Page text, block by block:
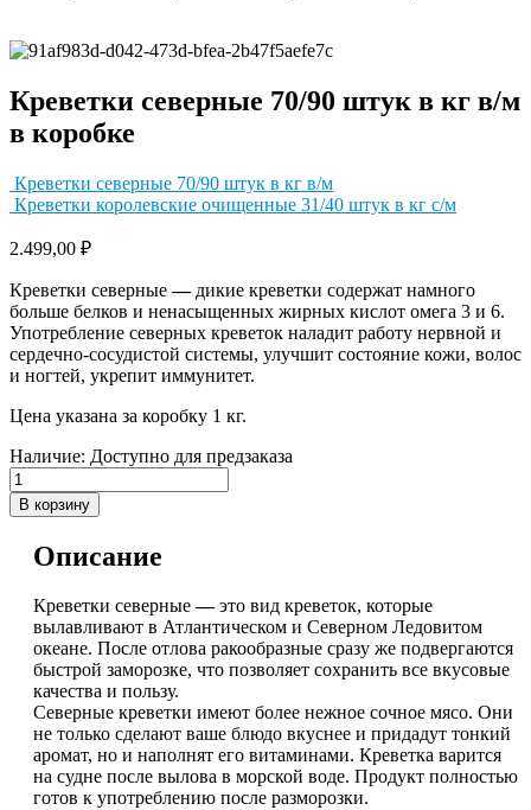
Креветки северные 70/90 штук в кг в/м
в коробке
Креветки северные 70/90 штук в кг в/м
Креветки королевские очищенные 31/40 штук в кг с/м
2.499,00 ₽
Креветки северные— дикие креветки содержат намного
больше белков и ненасыщенных жирных кислот омега 3 и 6.
Употребление северных креветок наладит работу нервной и
сердечно-сосудистой системы, улучшит состояние кожи, волос
и ногтей, укрепит иммунитет.
Цена указана за коробку 1 кг.
Наличие: Доступно для предзаказа
В корзину
Описание
Креветки северные—это вид креветок, которые
вылавливают в Атлантическом и Северном Ледовитом
океане. После отлова ракообразные сразу же подвергаются
быстрой заморозке, что позволяет сохранить все вкусовые
качества и пользу.
Северные креветки имеют более нежное сочное мясо. Они
не только сделают ваше блюдо вкуснее и придадут тонкий
аромат, но и наполнят его витаминами. Креветка варится
на судне после вылова в морской воде. Продукт полностью
готов к употреблению после разморозки.